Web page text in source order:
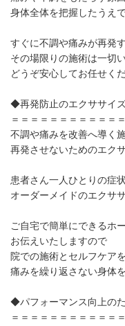
身体全体を把握したうえ
すぐに不調や痛みが再発
その場限りの施術は一切
どうぞ安心してお任せくだ
◆再発防止のエクササイズ
＝＝＝＝＝＝＝＝＝＝＝
不調や痛みを改善へ導く
再発させないためのエク
患者さん一人ひとりの症
オーダーメイドのエクサ
ご自宅で簡単にできるホ
お伝えいたしますので
院での施術とセルフケア
痛みを繰り返さない身体
◆パフォーマンス向上の
＝＝＝＝＝＝＝＝＝＝＝